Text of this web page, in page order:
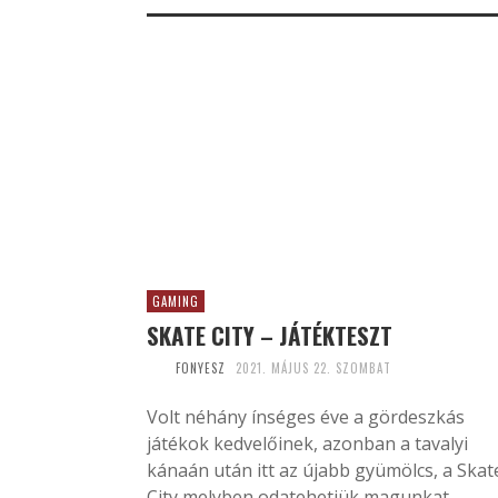
GAMING
SKATE CITY – JÁTÉKTESZT
FONYESZ 2021. MÁJUS 22. SZOMBAT
Volt néhány ínséges éve a gördeszkás
játékok kedvelőinek, azonban a tavalyi
kánaán után itt az újabb gyümölcs, a